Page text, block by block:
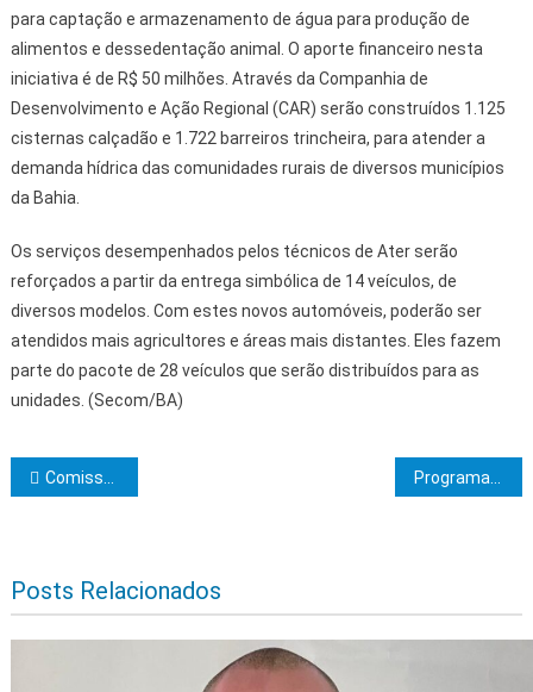
para captação e armazenamento de água para produção de
alimentos e dessedentação animal. O aporte financeiro nesta
iniciativa é de R$ 50 milhões. Através da Companhia de
Desenvolvimento e Ação Regional (CAR) serão construídos 1.125
cisternas calçadão e 1.722 barreiros trincheira, para atender a
demanda hídrica das comunidades rurais de diversos municípios
da Bahia.
Os serviços desempenhados pelos técnicos de Ater serão
reforçados a partir da entrega simbólica de 14 veículos, de
diversos modelos. Com estes novos automóveis, poderão ser
atendidos mais agricultores e áreas mais distantes. Eles fazem
parte do pacote de 28 veículos que serão distribuídos para as
unidades. (Secom/BA)
Navegação de Post
Comissão de Infraestrutura aprova reunião com diretoria da Neoenergia Coelba
Posts Relacionados